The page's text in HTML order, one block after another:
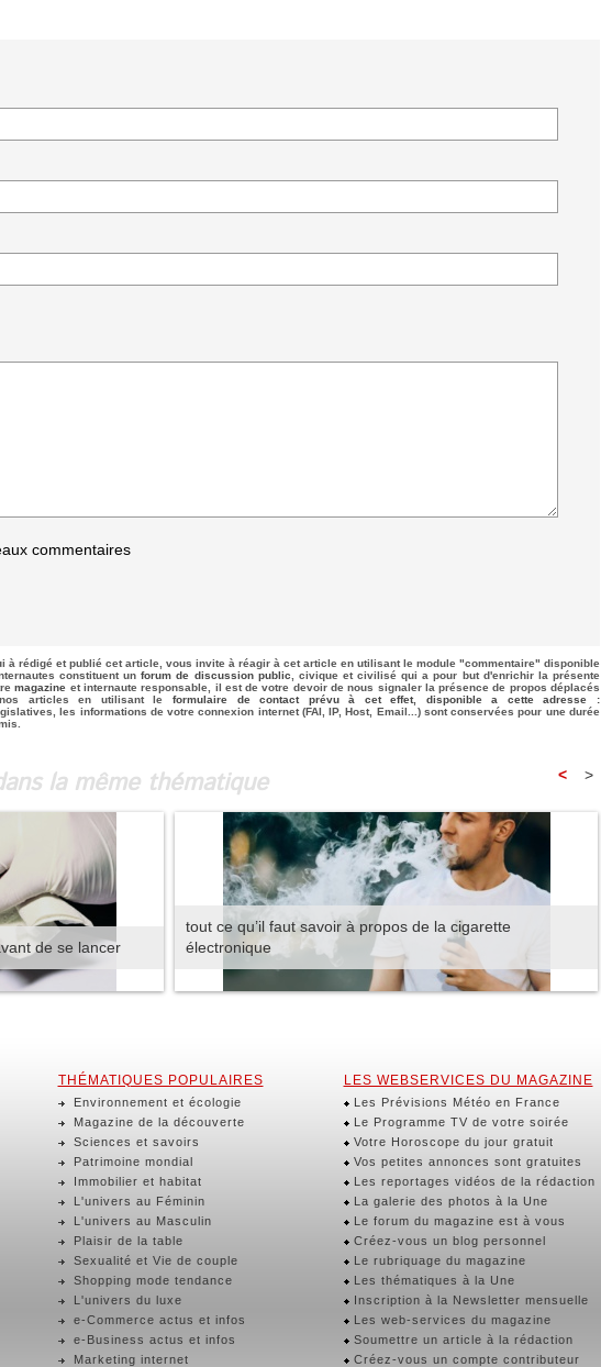
commentaires
à rédigé et publié cet article, vous invite à réagir à cet article en utilisant le module "commentaire" disponible
constituent unforum de discussion public , civique et civilisé qui a pour but d'enrichir la présente
magazine et internaute responsable, il est de votre devoir de nous signaler la présence de propos déplacés
articles en utilisant le formulaire de contact prévu à cet effet, disponible a cette adresse :
les informations de votre connexion internet (FAI, IP, Host, Email...) sont conservées pour une durée
la même thématique < >
de se lancer
tout ce qu’il faut savoir à propos de la cigarette
électronique
THÉMATIQUES POPULAIRES
Environnement et écologie
Magazine de la découverte
Sciences et savoirs
Patrimoine mondial
Immobilier et habitat
L'univers au Féminin
L'univers au Masculin
Plaisir de la table
Sexualité et Vie de couple
Shopping mode tendance
L'univers du luxe
e-Commerce actus et infos
e-Business actus et infos
Marketing internet
LES WEBSERVICES DU MAGAZINE
Les Prévisions Météo en France
Le Programme TV de votre soirée
Votre Horoscope du jour gratuit
Vos petites annonces sont gratuites
Les reportages vidéos de la rédaction
La galerie des photos à la Une
Le forum du magazine est à vous
Créez-vous un blog personnel
Le rubriquage du magazine
Les thématiques à la Une
Inscription à la Newsletter mensuelle
Les web-services du magazine
Soumettre un article à la rédaction
Créez-vous un compte contributeur